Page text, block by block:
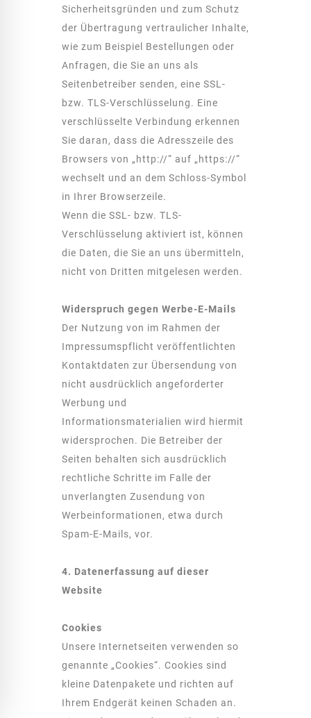
Sicherheitsgründen und zum Schutz
der Übertragung vertraulicher Inhalte,
wie zum Beispiel Bestellungen oder
Anfragen, die Sie an uns als
Seitenbetreiber senden, eine SSL-
bzw. TLS-Verschlüsselung. Eine
verschlüsselte Verbindung erkennen
Sie daran, dass die Adresszeile des
Browsers von „http://“ auf „https://“
wechselt und an dem Schloss-Symbol
in Ihrer Browserzeile.
Wenn die SSL- bzw. TLS-
Verschlüsselung aktiviert ist, können
die Daten, die Sie an uns übermitteln,
nicht von Dritten mitgelesen werden.
Widerspruch gegen Werbe-E-Mails
Der Nutzung von im Rahmen der
Impressumspflicht veröffentlichten
Kontaktdaten zur Übersendung von
nicht ausdrücklich angeforderter
Werbung und
Informationsmaterialien wird hiermit
widersprochen. Die Betreiber der
Seiten behalten sich ausdrücklich
rechtliche Schritte im Falle der
unverlangten Zusendung von
Werbeinformationen, etwa durch
Spam-E-Mails, vor.
4. Datenerfassung auf dieser
Website
Cookies
Unsere Internetseiten verwenden so
genannte „Cookies“. Cookies sind
kleine Datenpakete und richten auf
Ihrem Endgerät keinen Schaden an.